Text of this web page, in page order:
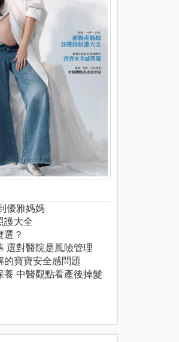
優雅媽媽
護大全
選？
選對醫院是風險管理
的寶寶安全感問題
養 中醫觀點看產後掉髮